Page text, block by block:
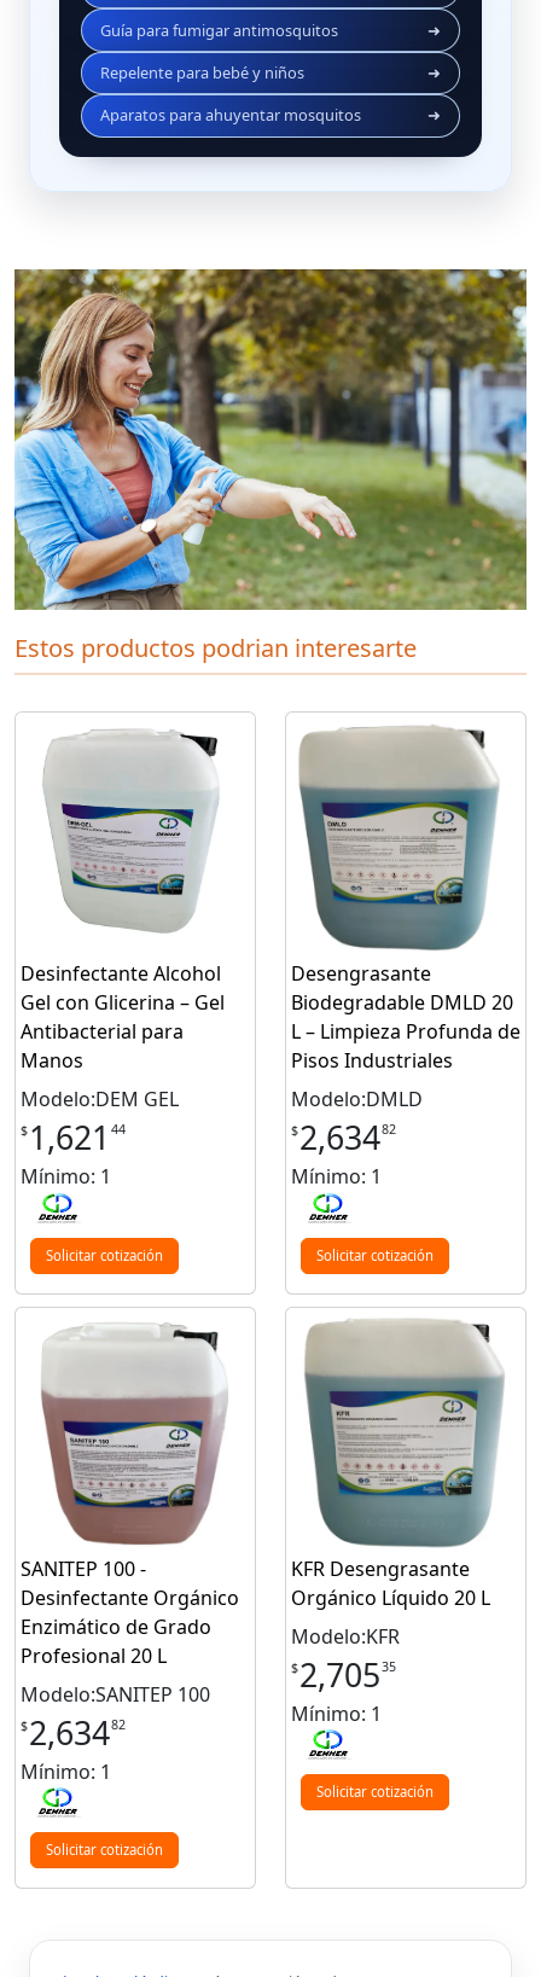
Guía para fumigar antimosquitos
➜
Repelente para bebé y niños
➜
Aparatos para ahuyentar mosquitos
➜
Estos productos podrian interesarte
Desinfectante Alcohol
Gel con Glicerina – Gel
Antibacterial para
Manos
Modelo:DEM GEL
$ 1,621 44
Mínimo: 1
Solicitar cotización
Desengrasante
Biodegradable DMLD 20
L – Limpieza Profunda de
Pisos Industriales
Modelo:DMLD
$2,63482
Mínimo: 1
Solicitar cotización
SANITEP 100 -
Desinfectante Orgánico
Enzimático de Grado
Profesional 20 L
Modelo:SANITEP 100
$2,63482
Mínimo: 1
Solicitar cotización
KFR Desengrasante
Orgánico Líquido 20 L
Modelo:KFR
$2,70535
Mínimo: 1
Solicitar cotización